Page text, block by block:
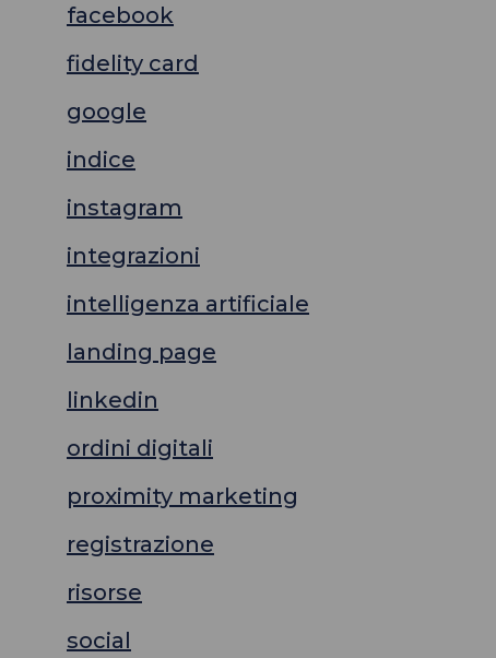
facebook
fidelity card
google
indice
instagram
integrazioni
intelligenza artificiale
landing page
linkedin
ordini digitali
proximity marketing
registrazione
risorse
social